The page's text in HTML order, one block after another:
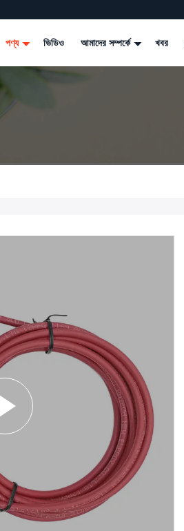
পণ্য ভিডিও আমাদের সম্পর্কে খবর